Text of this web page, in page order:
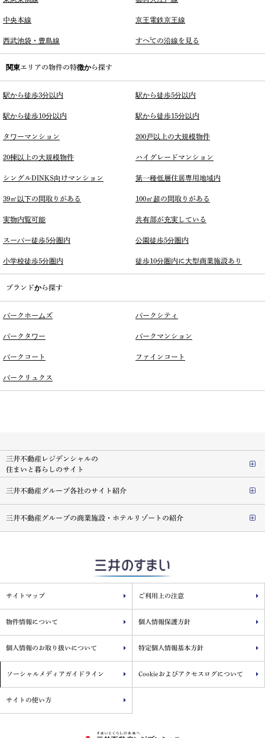
中央本線 京王電鉄京王線
西武池袋・豊島線 すべての沿線を見る
関東エリアの物件の特徴から探す
駅から徒歩3分以内 駅から徒歩5分以内
駅から徒歩10分以内 駅から徒歩15分以内
タワーマンション 200戸以上の大規模物件
20棟以上の大規模物件 ハイグレードマンション
シングルDINKS向けマンション 第一種低層住居専用地域内
39㎡以下の間取りがある 100㎡超の間取りがある
実物内覧可能 共有部が充実している
スーパー徒歩5分圏内 公園徒歩5分圏内
小学校徒歩5分圏内 徒歩10分圏内に大型商業施設あり
ブランドから探す
パークホームズ パークシティ
パークタワー パークマンション
パークコート ファインコート
パークリュクス
三井不動産レジデンシャルの
住まいと暮らしのサイト
三井不動産グループ各社のサイト紹介
三井不動産グループの商業施設・ホテルリゾートの紹介
サイトマップ ご利用上の注意
物件情報について 個人情報保護方針
個人情報のお取り扱いについて 特定個人情報基本方針
ソーシャルメディアガイドライン Cookieおよびアクセスログについて
サイトの使い方